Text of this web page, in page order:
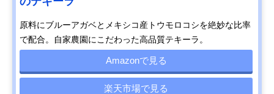
原料にブルーアガベとメキシコ産トウモロコシを絶妙な比率
で配合。自家農園にこだわった高品質テキーラ。
Amazonで見る
楽天市場で見る